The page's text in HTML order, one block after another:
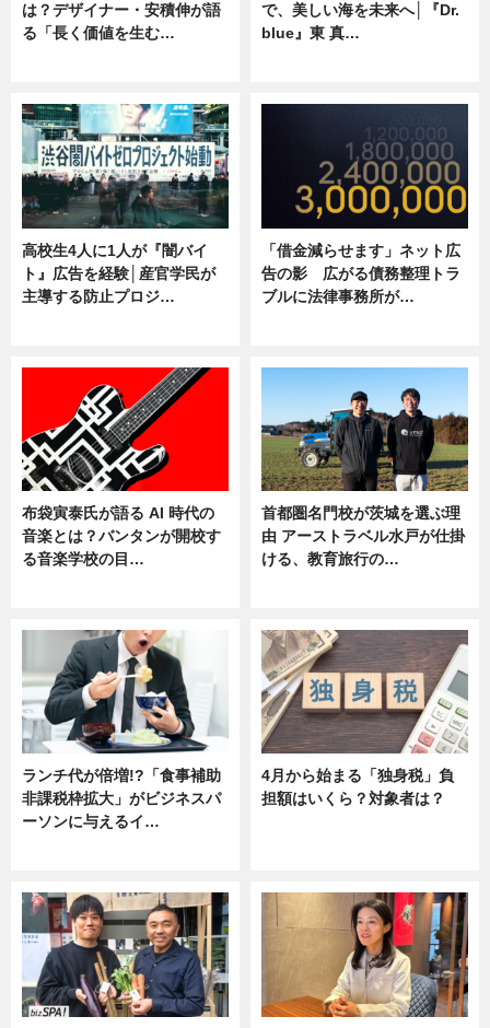
は？デザイナー・安積伸が語
る「長く価値を生む…
で、美しい海を未来へ│『Dr.
blue』東 真…
高校生4人に1人が『闇バイ
ト』広告を経験│産官学民が
主導する防止プロジ…
「借金減らせます」ネット広
告の影 広がる債務整理トラ
ブルに法律事務所が…
布袋寅泰氏が語る AI 時代の
音楽とは？バンタンが開校す
る音楽学校の目…
首都圏名門校が茨城を選ぶ理
由 アーストラベル水戸が仕掛
ける、教育旅行の…
ランチ代が倍増!?「食事補助
非課税枠拡大」がビジネスパ
ーソンに与えるイ…
4月から始まる「独身税」負
担額はいくら？対象者は？